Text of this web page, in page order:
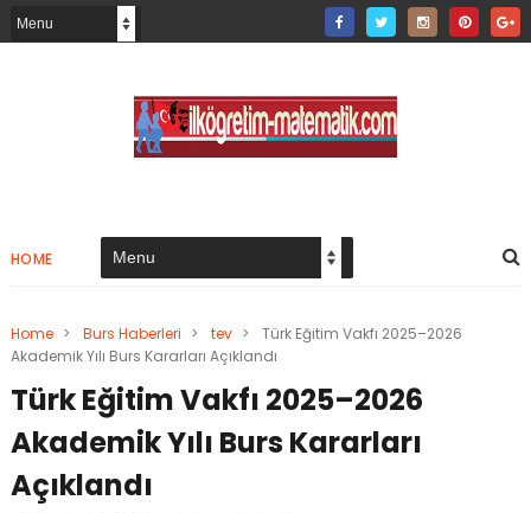
HOME
Home > Burs Haberleri > tev >
Türk Eğitim Vakfı 2025–2026
Akademik Yılı Burs Kararları Açıklandı
Türk Eğitim Vakfı 2025–2026
Akademik Yılı Burs Kararları
Açıklandı